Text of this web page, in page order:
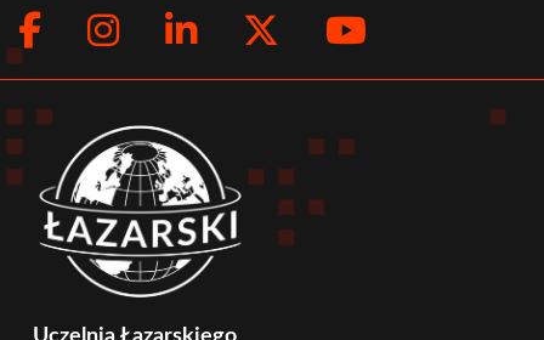
Social
menu
Facebook
Instagram
LinkedInTwitter